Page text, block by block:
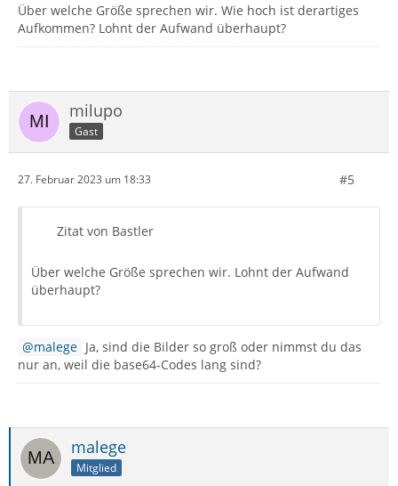
Über welche Größe sprechen wir. Wie hoch ist derartiges
Aufkommen? Lohnt der Aufwand überhaupt?
milupo
Gast
27. Februar 2023 um 18:33 #5
Zitat von Bastler
Über welche Größe sprechen wir. Lohnt der Aufwand
überhaupt?
malege Ja, sind die Bilder so groß oder nimmst du das
nur an, weil die base64-Codes lang sind?
malege
Mitglied